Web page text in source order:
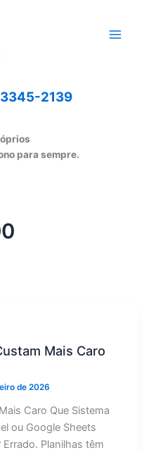
2139
para sempre.
Mais Caro
de 2026
Caro Que Sistema
ou Google Sheets
Planilhas têm